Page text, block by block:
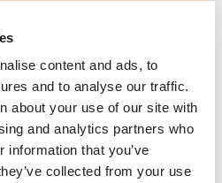
content and ads, to
and to analyse our traffic.
about your use of our site with
and analytics partners who
information that you’ve
collected from your use